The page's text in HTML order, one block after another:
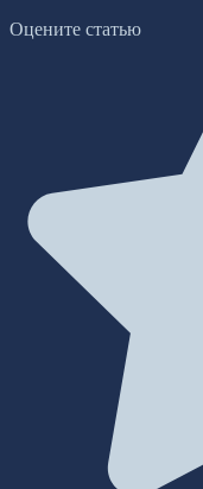
Оцените статью